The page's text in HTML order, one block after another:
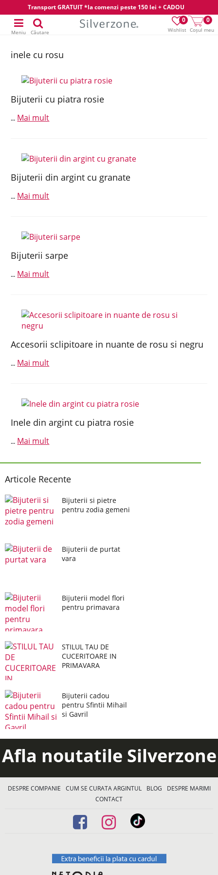
Transport GRATUIT *la comenzi peste 150 lei + CADOU
Wishlist
0
Coșul meu
0
Meniu Căutare
inele cu rosu
Bijuterii cu piatra rosie
... Mai mult
Bijuterii din argint cu granate
... Mai mult
Bijuterii sarpe
... Mai mult
Accesorii sclipitoare in nuante de rosu si negru
... Mai mult
Inele din argint cu piatra rosie
... Mai mult
Articole Recente
Bijuterii si pietre
pentru zodia gemeni
Bijuterii de purtat
vara
Bijuterii model flori
pentru primavara
STILUL TAU DE
CUCERITOARE IN
PRIMAVARA
Bijuterii cadou
pentru Sfintii Mihail
si Gavril
Afla noutatile Silverzone
DESPRE COMPANIE CUM SE CURATA ARGINTUL BLOG
DESPRE MARIMI
CONTACT